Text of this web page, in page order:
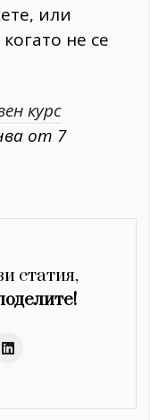
или
не се
курс
от 7
статия,